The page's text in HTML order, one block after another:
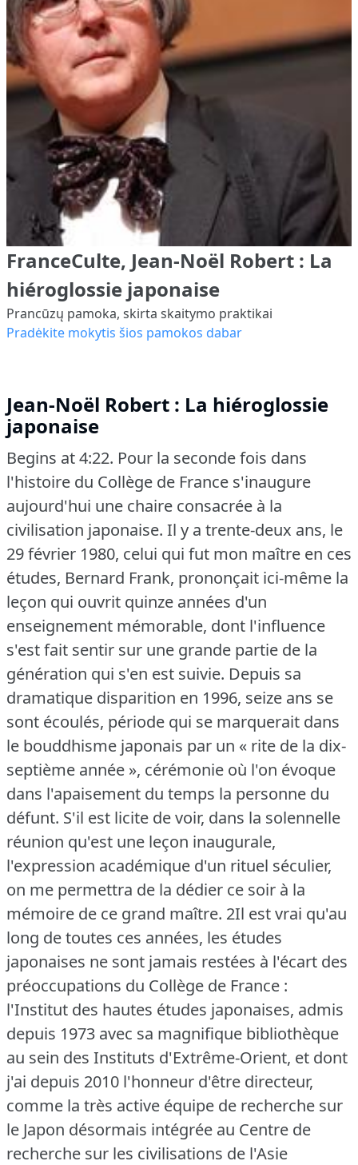
FranceCulte, Jean-Noël Robert : La
hiéroglossie japonaise
Prancūzų pamoka, skirta skaitymo praktikai
Pradėkite mokytis šios pamokos dabar
Jean-Noël Robert : La hiéroglossie
japonaise
Begins at 4:22. Pour la seconde fois dans
l'histoire du Collège de France s'inaugure
aujourd'hui une chaire consacrée à la
civilisation japonaise. Il y a trente-deux ans, le
29 février 1980, celui qui fut mon maître en ces
études, Bernard Frank, prononçait ici-même la
leçon qui ouvrit quinze années d'un
enseignement mémorable, dont l'influence
s'est fait sentir sur une grande partie de la
génération qui s'en est suivie. Depuis sa
dramatique disparition en 1996, seize ans se
sont écoulés, période qui se marquerait dans
le bouddhisme japonais par un « rite de la dix-
septième année », cérémonie où l'on évoque
dans l'apaisement du temps la personne du
défunt. S'il est licite de voir, dans la solennelle
réunion qu'est une leçon inaugurale,
l'expression académique d'un rituel séculier,
on me permettra de la dédier ce soir à la
mémoire de ce grand maître. 2Il est vrai qu'au
long de toutes ces années, les études
japonaises ne sont jamais restées à l'écart des
préoccupations du Collège de France :
l'Institut des hautes études japonaises, admis
depuis 1973 avec sa magnifique bibliothèque
au sein des Instituts d'Extrême-Orient, et dont
j'ai depuis 2010 l'honneur d'être directeur,
comme la très active équipe de recherche sur
le Japon désormais intégrée au Centre de
recherche sur les civilisations de l'Asie